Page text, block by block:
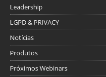
Leadership
LGPD & PRIVACY
Notícias
Produtos
Próximos Webinars